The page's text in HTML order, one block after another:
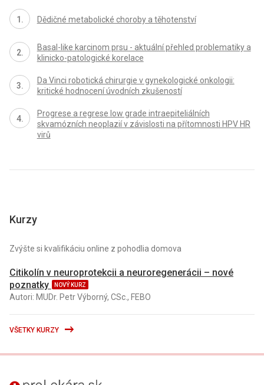
Dědičné metabolické choroby a těhotenství
Basal-like karcinom prsu - aktuální přehled problematiky a
klinicko-patologické korelace
Da Vinci robotická chirurgie v gynekologické onkologii:
kritické hodnocení úvodních zkušeností
Progrese a regrese low grade intraepiteliálních
skvamózních neoplazií v závislosti na přítomnosti HPV HR
virů
Kurzy
Zvýšte si kvalifikáciu online z pohodlia domova
Citikolín v neuroprotekcii a neuroregenerácii – nové
poznatky
NOVÝ KURZ
Autori: MUDr. Petr Výborný, CSc., FEBO
VŠETKY KURZY